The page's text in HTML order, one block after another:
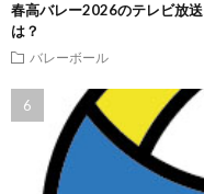
春高バレー2026のテレビ放
は？
バレーボール